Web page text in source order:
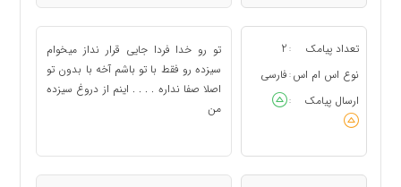
تعداد پیامک :
2
نوع اس ام اس : فارسی
ارسال پیامک
:
تو رو خدا فردا جایی قرار نداز میخوام
سیزده رو فقط با تو باشم آخه با بدون تو
اصلا صفا نداره . . . . اینم از دروغ سیزده
من